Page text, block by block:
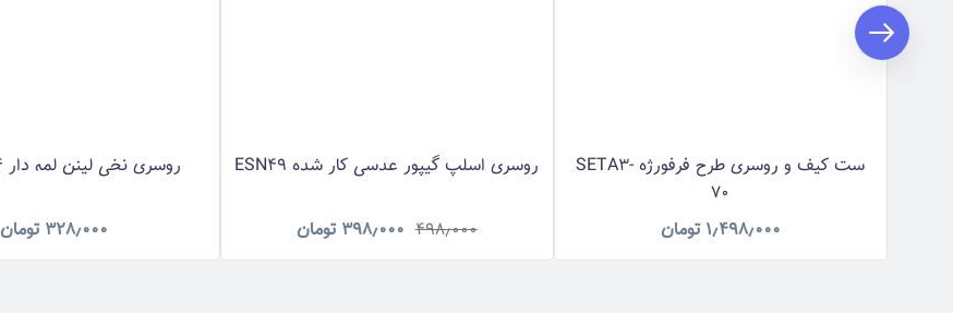
ست کیف و روسری طرح فرفورژه SETA3-
70
۱٫۴۹۸٫۰۰۰ تومان
روسری اسلپ گیپور عدسی کار شده ESN49
۴۹۸٫۰۰۰ ۳۹۸٫۰۰۰ تومان
روسری نخی لینن لمه دار RNLNN34
۳۲۸٫۰۰۰ تومان